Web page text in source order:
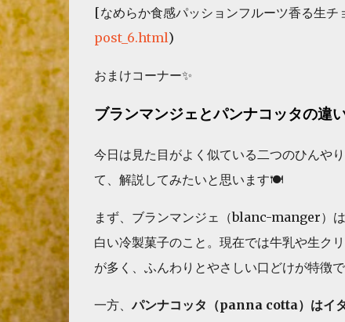
[なめらか食感パッションフルーツ香る生チ
post_6.html)
おまけコーナー✨
ブランマンジェとパンナコッタの違
今日は見た目がよく似ている二つのひんや
て、解説してみたいと思います🍽️
まず、ブランマンジェ（blanc-manger）
白い冷製菓子のこと。現在では牛乳や生ク
が多く、ふんわりとやさしい口どけが特徴
一方、パンナコッタ（panna cotta） はイ